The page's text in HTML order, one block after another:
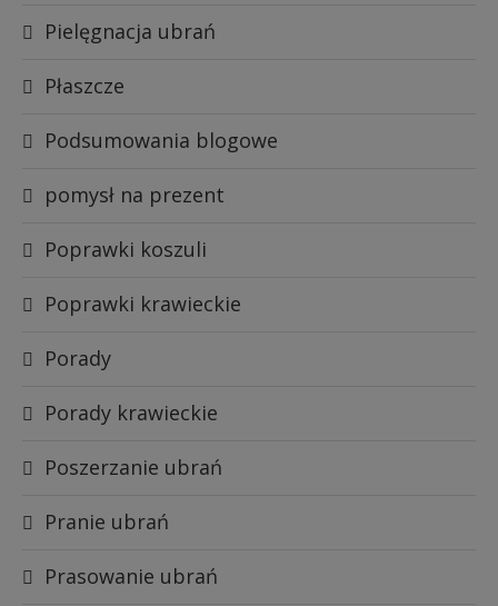
Pielęgnacja ubrań
Płaszcze
Podsumowania blogowe
pomysł na prezent
Poprawki koszuli
Poprawki krawieckie
Porady
Porady krawieckie
Poszerzanie ubrań
Pranie ubrań
Prasowanie ubrań